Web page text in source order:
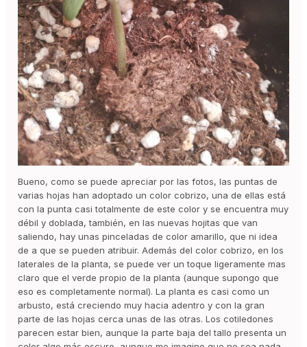
Bueno, como se puede apreciar por las fotos, las puntas de
varias hojas han adoptado un color cobrizo, una de ellas está
con la punta casi totalmente de este color y se encuentra muy
débil y doblada, también, en las nuevas hojitas que van
saliendo, hay unas pinceladas de color amarillo, que ni idea
de a que se pueden atribuir. Además del color cobrizo, en los
laterales de la planta, se puede ver un toque ligeramente mas
claro que el verde propio de la planta (aunque supongo que
eso es completamente normal). La planta es casi como un
arbusto, está creciendo muy hacia adentro y con la gran
parte de las hojas cerca unas de las otras. Los cotiledones
parecen estar bien, aunque la parte baja del tallo presenta un